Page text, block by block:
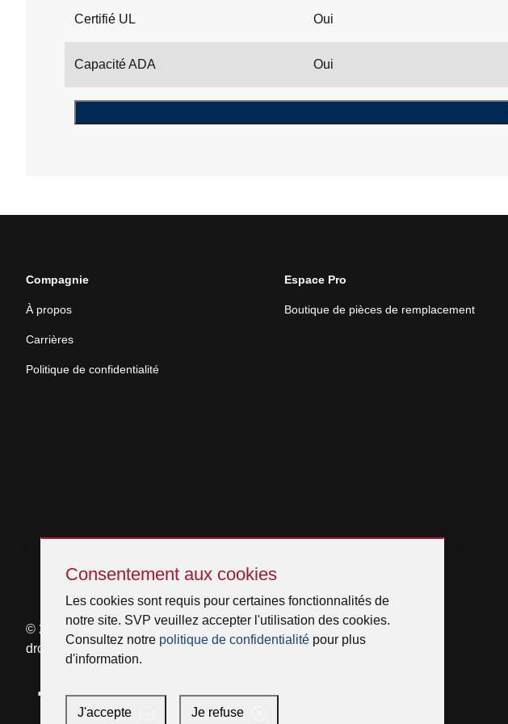
Consentement
cookies
Consentement aux cookies
Les cookies sont requis pour certaines fonctionnalités de
notre site. SVP veuillez accepter l'utilisation des cookies.
Consultez notre politique de confidentialité pour plus
d'information.
J'accepte Je refuse
Certifié UL Oui
Capacité ADA Oui
Compagnie
À propos
Carrières
Politique de confidentialité
Espace Pro
Boutique de pièces de remplacement
© 2026 Venmar Ventilation ULC Tous
droits réservés.
Facebook
Instagram
X YouTube
LinkedIn